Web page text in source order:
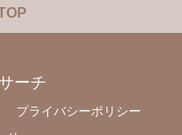
ーチ
プライバシーポリシー